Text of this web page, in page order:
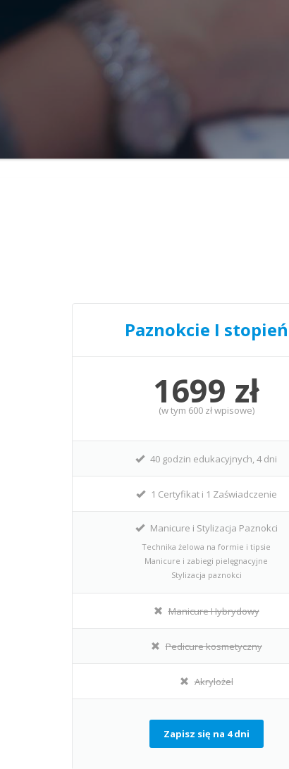
Paznokcie I stopień
1699 zł
(w tym 600 zł wpisowe)
40 godzin edukacyjnych, 4 dni
1 Certyfikat i 1 Zaświadczenie
Manicure i Stylizacja Paznokci
Technika żelowa na formie i tipsie
Manicure i zabiegi pielęgnacyjne
Stylizacja paznokci
Manicure Hybrydowy
Pedicure kosmetyczny
Akrylożel
Zapisz się na 4 dni